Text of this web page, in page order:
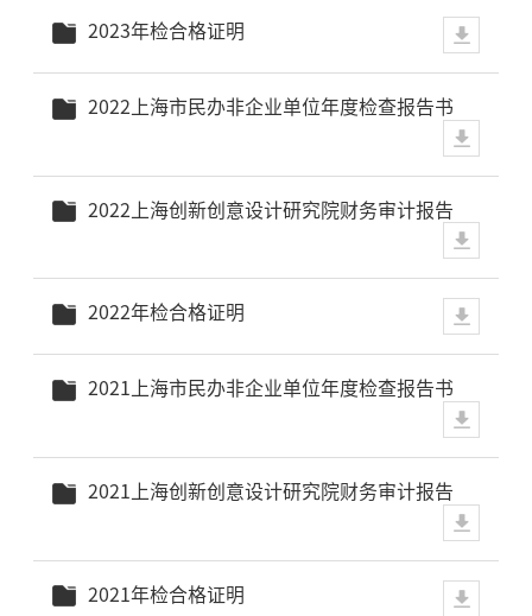
2023年检合格证明
2022上海市民办非企业单位年度检查报告书
2022上海创新创意设计研究院财务审计报告
2022年检合格证明
2021上海市民办非企业单位年度检查报告书
2021上海创新创意设计研究院财务审计报告
2021年检合格证明